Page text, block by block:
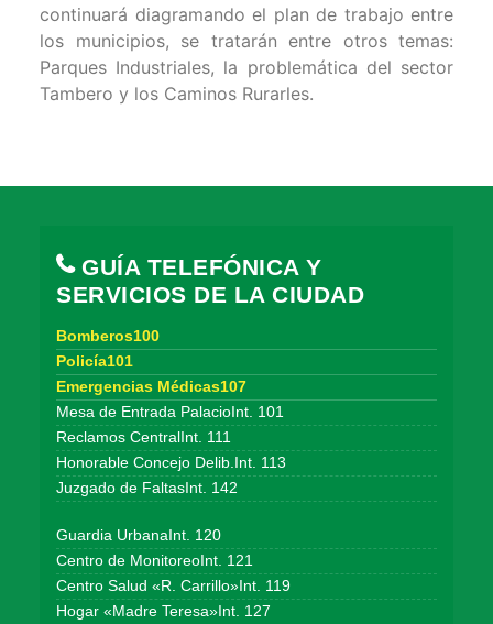
continuará diagramando el plan de trabajo entre
los municipios, se tratarán entre otros temas:
Parques Industriales, la problemática del sector
Tambero y los Caminos Rurarles.
GUÍA TELEFÓNICA Y
SERVICIOS DE LA CIUDAD
Bomberos100
Policía101
Emergencias Médicas107
Mesa de Entrada PalacioInt. 101
Reclamos CentralInt. 111
Honorable Concejo Delib.Int. 113
Juzgado de FaltasInt. 142
Guardia UrbanaInt. 120
Centro de MonitoreoInt. 121
Centro Salud «R. Carrillo»Int. 119
Hogar «Madre Teresa»Int. 127